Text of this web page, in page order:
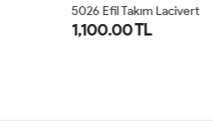
5026 Efil Takım Lacivert
1,100.00 TL